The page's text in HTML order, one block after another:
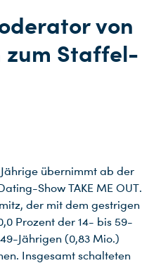
von
zum Staffel-
übernimmt ab der
Show TAKE ME OUT.
der mit dem gestrigen
Prozent der 14- bis 59-
Jährigen (0,83 Mio.)
Insgesamt schalteten